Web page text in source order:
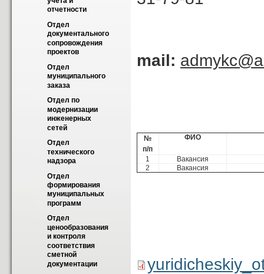
отчетности
Отдел
документального
сопровождения
проектов
Отдел
муниципального
заказа
Отдел по
модернизации
инженерных
сетей
Отдел
технического
надзора
Отдел
формирования
муниципальных
программ
Отдел
ценообразования
и контроля
соответствия
сметной
документации
mail:
№
п/п
ФИО
1
Вакансия
2
Вакансия